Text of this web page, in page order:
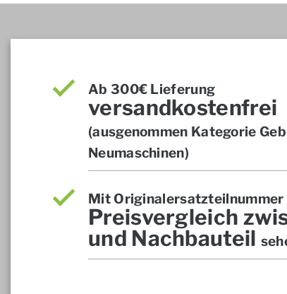
Ab 300€ Lieferung
versandkostenfrei
(ausgenommen Kategorie
Neumaschinen)
Mit Originalersatzteilnummer
Preisvergleich
und Nachbauteil